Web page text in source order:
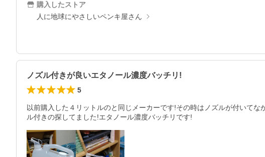
購入したストア
人に地球にやさしいペンキ屋さん
ノズル付きが良いエタノール濃度バッチリ!
5
以前購入した４リットルのと同じメーカーです!その時はノズルが付いて
ル付きの探してました!エタノール濃度バッチリです!